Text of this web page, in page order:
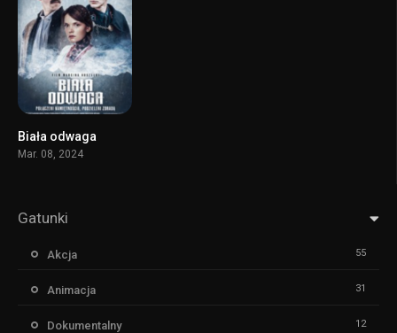
Biała odwaga
Mar. 08, 2024
Gatunki
Akcja 55
Animacja 31
Dokumentalny 12